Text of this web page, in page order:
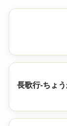
長歌行-ちょ